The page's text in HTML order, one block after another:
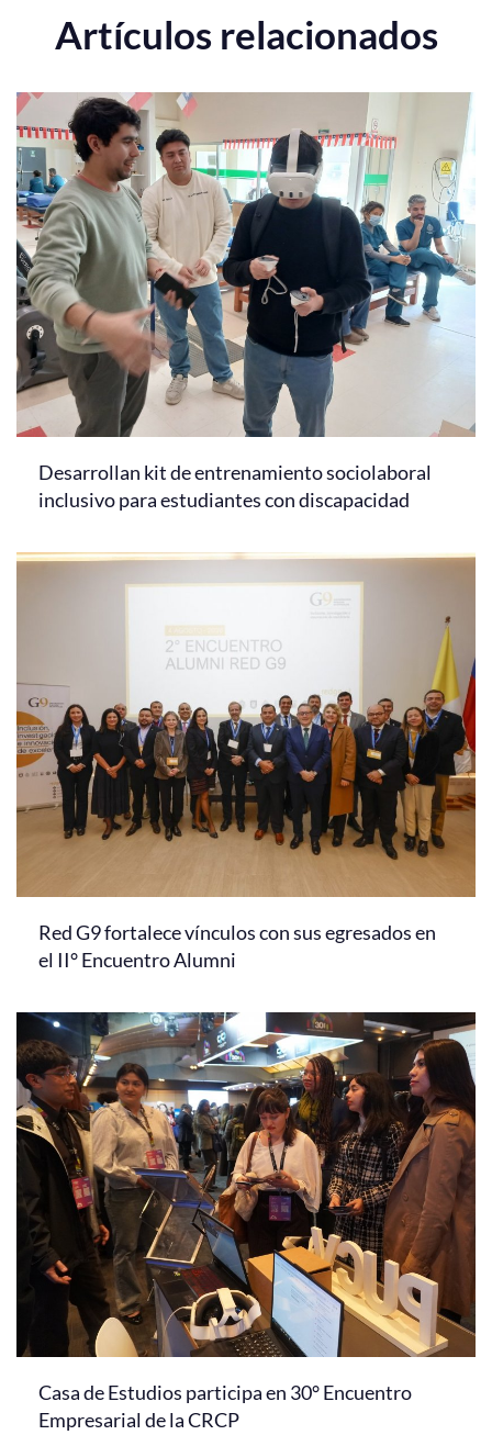
Artículos relacionados
Desarrollan kit de entrenamiento sociolaboral
inclusivo para estudiantes con discapacidad
Red G9 fortalece vínculos con sus egresados en
el II° Encuentro Alumni
Casa de Estudios participa en 30° Encuentro
Empresarial de la CRCP